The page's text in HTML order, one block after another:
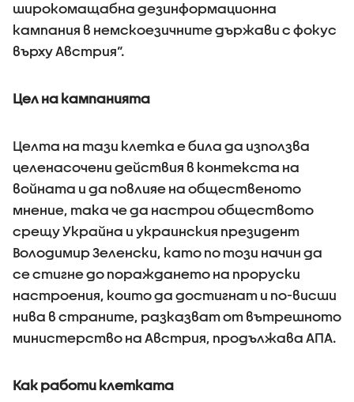
широкомащабна дезинформационна
кампания в немскоезичните държави с фокус
върху Австрия“.
Цел на кампанията
Целта на тази клетка е била да използва
целенасочени действия в контекста на
войната и да повлияе на общественото
мнение, така че да настрои обществото
срещу Украйна и украинския президент
Володимир Зеленски, като по този начин да
се стигне до пораждането на проруски
настроения, които да достигнат и по-висши
нива в страните, разказват от вътрешното
министерство на Австрия, продължава АПА.
Как работи клетката